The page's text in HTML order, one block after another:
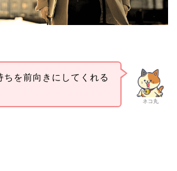
ネコ丸
ちを前向きにしてくれる